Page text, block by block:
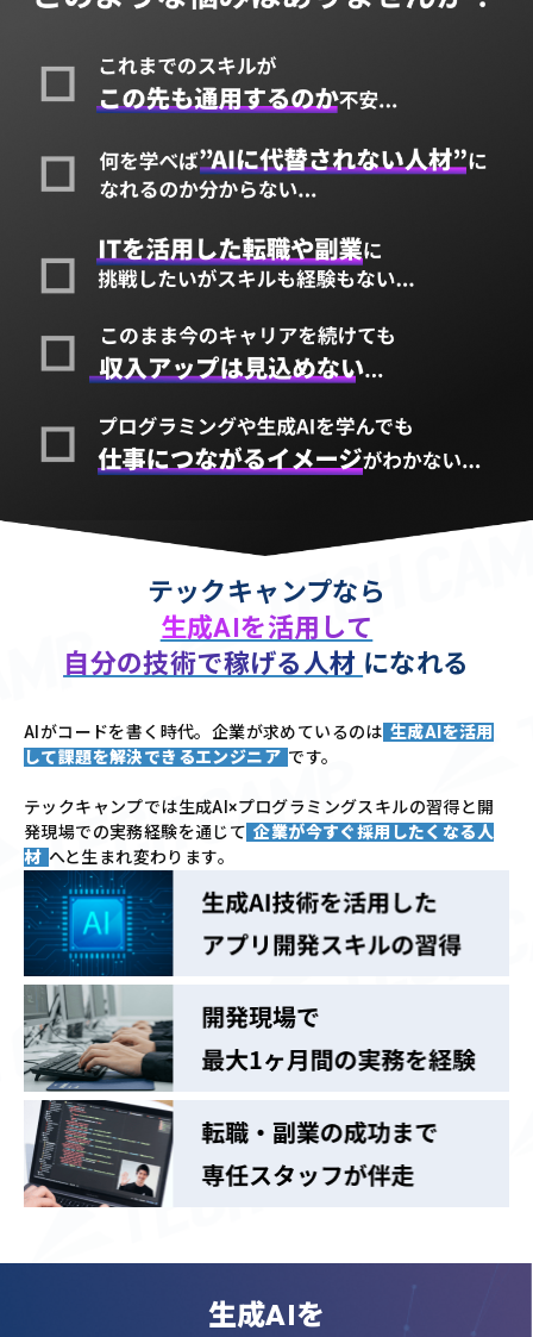
テックキャンプなら
生成AIを活用して
自分の技術で稼げる人材 になれる
AIがコードを書く時代。企業が求めているのは 生成AIを活用
して課題を解決できるエンジニア です。
テックキャンプでは生成AI×プログラミングスキルの習得と開
発現場での実務経験を通じて 企業が今すぐ採用したくなる人
材 へと生まれ変わります。
生成AIを